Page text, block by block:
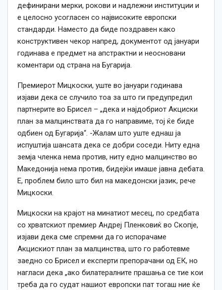
дефинирани мерки, рокови и надлежни институции и
е целосно усогласен со највисоките европски
стандарди. Наместо да биде поздравен како
конструктивен чекор напред, документот од јануари
годинава е предмет на апстрактни и неосновани
коментари од страна на Бугарија.
Премиерот Мицкоски, уште во јануари годинава
изјави дека се случило тоа за што ги предупредил
партнерите во Брисел – „дека и најдобриот Акциски
план за малцинствата да го направиме, тој ќе биде
одбиен од Бугарија“. -Жалам што уште еднаш ја
испуштија шансата дека се добри соседи. Ниту една
земја членка нема против, ниту едно малцинство во
Македонија нема против, бидејќи имаше јавна дебата.
Е, проблем било што бил на македонски јазик, рече
Мицкоски.
Мицкоски на крајот на минатиот месец, по средбата
со хрватскиот премиер Андреј Пленковиќ во Скопје,
изјави дека сме спремни да го испорачаме
Акцискиот план за малцинства, што го работевме
заедно со Брисел и експерти препорачани од ЕК, но
нагласи дека „ако билатералните прашања се тие кои
треба да го судат нашиот европски пат тогаш ние ќе